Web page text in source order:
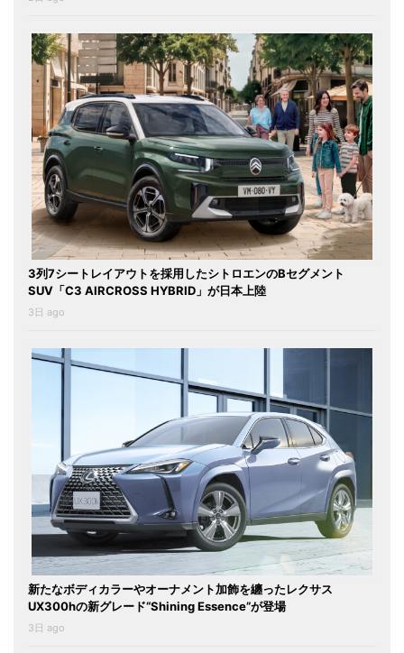
3列7シートレイアウトを採用したシトロエンのBセグメント
SUV「C3 AIRCROSS HYBRID」が日本上陸
3日 ago
新たなボディカラーやオーナメント加飾を纏ったレクサス
UX300hの新グレード“Shining Essence”が登場
3日 ago